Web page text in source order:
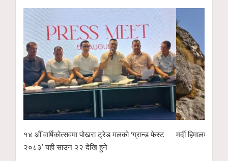
१४ औँ वार्षिकोत्सवमा पोखरा ट्रेड मलको ‘ग्रान्ड फेस्ट
२०८३’ यही साउन २२ देखि हुने
मर्दी हिमालमा